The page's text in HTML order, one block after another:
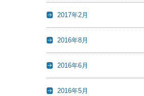
2017年2月
2016年8月
2016年6月
2016年5月